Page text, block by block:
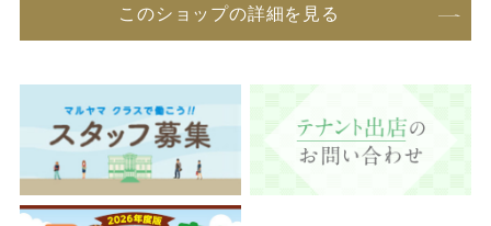
このショップの詳細を見る